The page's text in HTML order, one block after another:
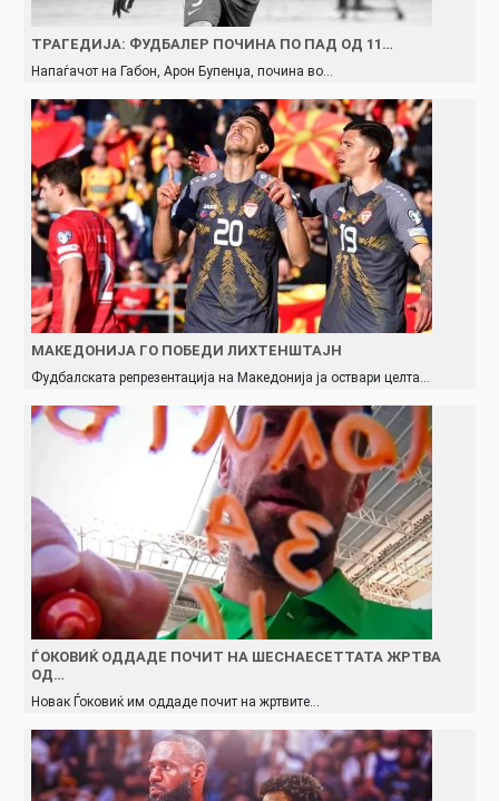
ТРАГЕДИЈА: ФУДБАЛЕР ПОЧИНА ПО ПАД ОД 11…
Напаѓачот на Габон, Арон Бупенџа, почина во…
МАКЕДОНИЈА ГО ПОБЕДИ ЛИХТЕНШТАЈН
Фудбалската репрезентација на Македонија ја оствари целта…
ЃОКОВИЌ ОДДАДЕ ПОЧИТ НА ШЕСНАЕСЕТТАТА ЖРТВА
ОД…
Новак Ѓоковиќ им оддаде почит на жртвите…